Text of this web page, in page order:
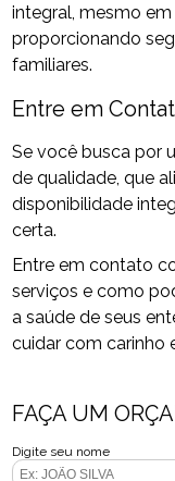
integral, mesmo
proporcionando
familiares.
Entre em
Se você busca por
de qualidade, que
disponibilidade
certa.
Entre em contato
serviços e como
a saúde de seus
cuidar com carinho
FAÇA UM
Digite seu nome